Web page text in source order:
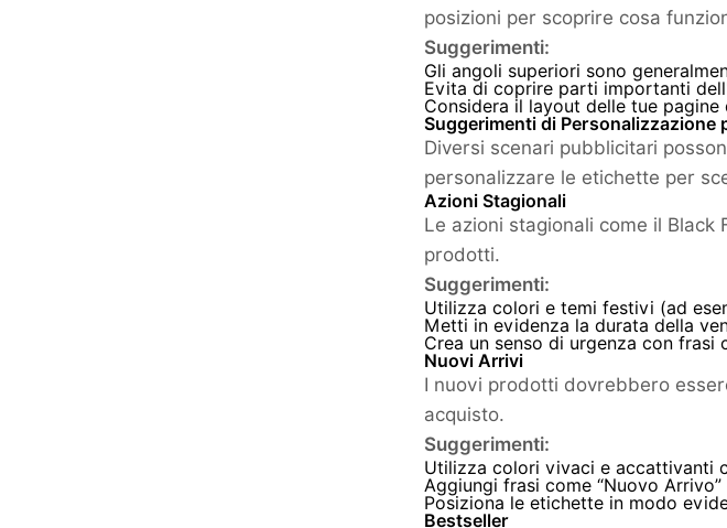
posizioni per scoprire cosa
Suggerimenti:
Gli angoli superiori sono
Evita di coprire parti importanti
Considera il layout delle tue
Suggerimenti di Personalizzazione
Diversi scenari pubblicitari
personalizzare le etichette per
Azioni Stagionali
Le azioni stagionali come il
prodotti.
Suggerimenti:
Utilizza colori e temi festivi (ad
Metti in evidenza la durata della
Crea un senso di urgenza con
Nuovi Arrivi
I nuovi prodotti dovrebbero
acquisto.
Suggerimenti:
Utilizza colori vivaci e accattivanti
Aggiungi frasi come “Nuovo Arrivo”
Posiziona le etichette in modo
Bestseller